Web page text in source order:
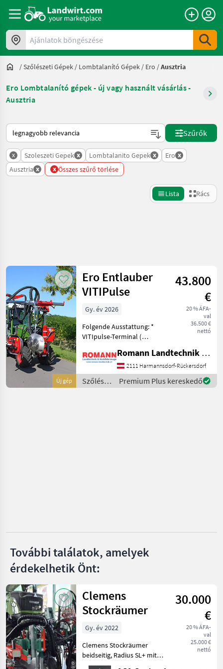
Ajánlatok böngészése
/Szőlészeti Gépek / Lombtalanító Gépek / Ero /Ausztria
Ero Lombtalanító gépek - új vagy használt vásárlás -
Ausztria
Így van sorba rendezve a Landwirt.com-on
Szűrők
x Szoleszeti Gepek x Lombtalanito Gepek x Ero x
Ausztria x x Összes szűrő törlése
Lista Rács
Kategória 4 Ország Szűrők
AKTUÁLIS
ÚTVONAL
Mezőgazdasági
gépek/eszközök
Szoleszeti
Gepek
Lombtalanito
KMS Rinklin
Provitis
Mind a 8
megjelenítése
MARKETPLACE
Marketplace
Kereskedői
ajánlatok
Apróhirdetések
Visszaállítás
1 eredmény
Új gép
Ero Entlauber
VITIPulse
43.800
€
20 % ÁFA-
val
36.500 €
nettó
Gy. év 2026
Folgende Ausstattung: *
VITIpulse-Terminal (
Überwachnung von
des Kompressors und
Einstellung der
Romann Landtechnik & Nutzfahrzeuge e.U.
2111 Harmannsdorf-Rückersdorf
Szőlészeti
gépek /
Premium Plus kereskedő
További találatok, amelyek
érdekelhetik Önt:
Clemens
Stockräumer
30.000
€
20 % ÁFA-
val
25.000 €
nettó
Gy. év 2022
Clemens Stockräumer
beidseitig, Radius SL+ mit
Zinkenkreisel, SB 2